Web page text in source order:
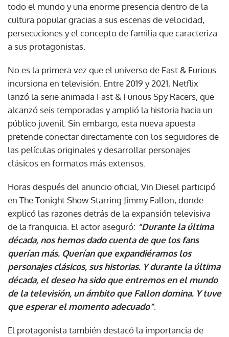
todo el mundo y una enorme presencia dentro de la
cultura popular gracias a sus escenas de velocidad,
persecuciones y el concepto de familia que caracteriza
a sus protagonistas.
No es la primera vez que el universo de Fast & Furious
incursiona en televisión. Entre 2019 y 2021, Netflix
lanzó la serie animada Fast & Furious Spy Racers, que
alcanzó seis temporadas y amplió la historia hacia un
público juvenil. Sin embargo, esta nueva apuesta
pretende conectar directamente con los seguidores de
las películas originales y desarrollar personajes
clásicos en formatos más extensos.
Horas después del anuncio oficial, Vin Diesel participó
en The Tonight Show Starring Jimmy Fallon, donde
explicó las razones detrás de la expansión televisiva
de la franquicia. El actor aseguró: “Durante la última
década, nos hemos dado cuenta de que los fans
querían más. Querían que expandiéramos los
personajes clásicos, sus historias. Y durante la última
década, el deseo ha sido que entremos en el mundo
de la televisión, un ámbito que Fallon domina. Y tuve
que esperar el momento adecuado”.
El protagonista también destacó la importancia de